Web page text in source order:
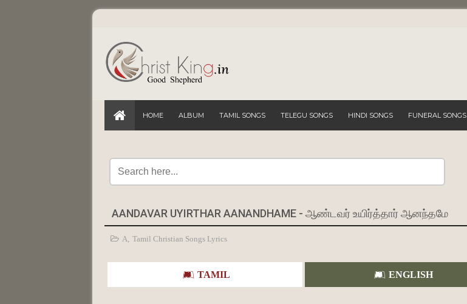
HOME ALBUM TAMIL SONGS TELEGU SONGS HINDI SONGS FUNERAL SONGS
AANDAVAR UYIRTHAR AANANDHAME - ஆண்டவர் உயிர்த்தார் ஆனந்தமே
A, Tamil Christian Songs Lyrics
TAMIL ENGLISH